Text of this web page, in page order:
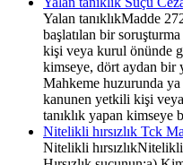
Yalan tanıklıkMadde
başlatılan bir
kişi veya kurul önünde
kimseye, dört aydan bir
Mahkeme huzurunda
kanunen yetkili kişi
tanıklık yapan kimseye
Nitelikli hırsızlık Tck
Nitelikli